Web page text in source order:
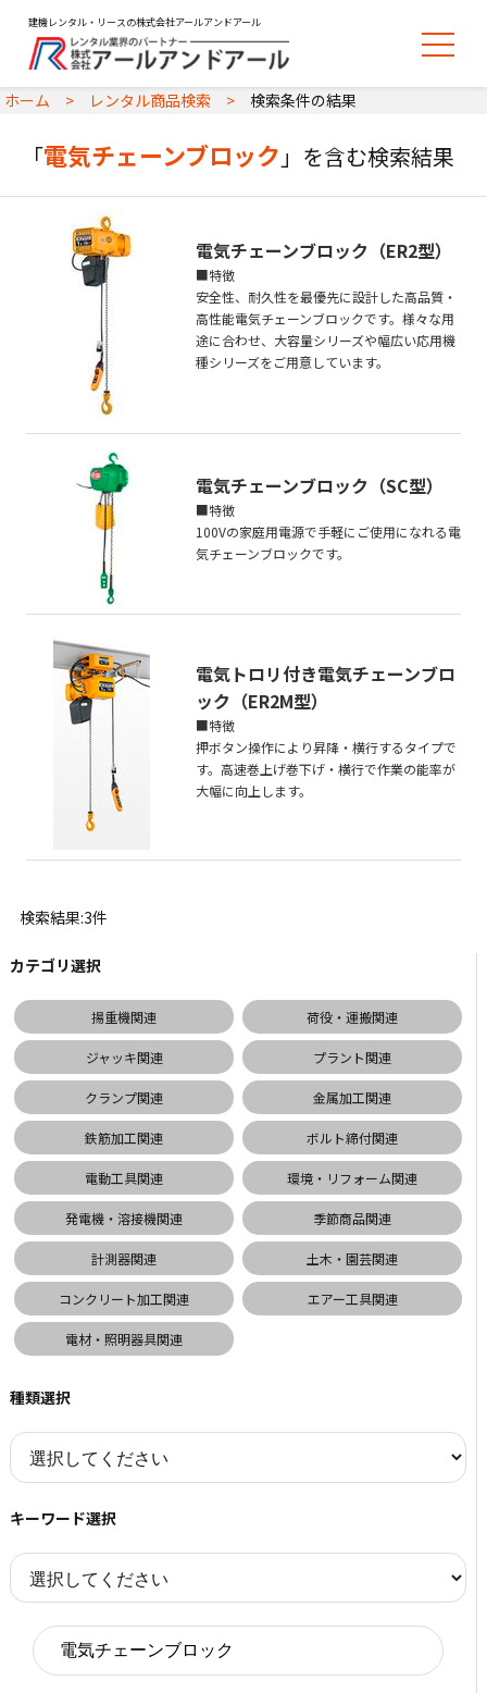
建機レンタル・リースの株式会社アールアンドアール
ホーム レンタル商品検索 検索条件の結果
「電気チェーンブロック 」を含む検索結果
カテゴリ選択
揚重機関連 荷役・運搬関連
ジャッキ関連 プラント関連
クランプ関連 金属加工関連
鉄筋加工関連 ボルト締付関連
電動工具関連 環境・リフォーム関連
発電機・溶接機関連 季節商品関連
計測器関連 土木・園芸関連
コンクリート加工関連 エアー工具関連
電材・照明器具関連
種類選択
キーワード選択
電気チェーンブロック（ER2型）
■特徴
安全性、耐久性を最優先に設計した高品質・
高性能電気チェーンブロックです。様々な用
途に合わせ、大容量シリーズや幅広い応用機
種シリーズをご用意しています。
電気チェーンブロック（SC型）
■特徴
100Vの家庭用電源で手軽にご使用になれる電
気チェーンブロックです。
電気トロリ付き電気チェーンブロ
ック（ER2M型）
■特徴
押ボタン操作により昇降・横行するタイプで
す。高速巻上げ巻下げ・横行で作業の能率が
大幅に向上します。
検索結果:3件